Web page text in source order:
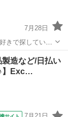
7月28日
きで探していま
造など/日払い
】Exc…